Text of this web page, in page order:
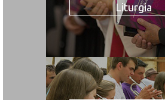
Liturgia